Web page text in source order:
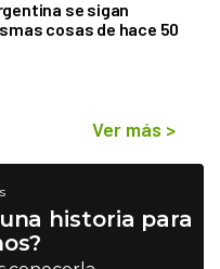
se sigan
cosas de hace 50
Ver más >
historia para